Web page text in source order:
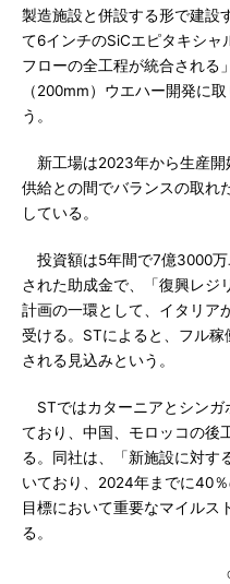
製造施設と併設する形で建設
て6インチのSiCエピタキシャ
フローの全工程が統合される
（200mm）ウエハー開発に
う。
新工場は2023年から生産開
供給との間でバランスの取れ
している。
投資額は5年間で7億3000
された助成金で、「復興レジ
計画の一環として、イタリア
受ける。STによると、フル
される見込みという。
STではカターニアとシンガ
ており、中国、モロッコの後
る。同社は、「新施設に対す
いており、2024年までに40
目標において重要なマイルス
る。